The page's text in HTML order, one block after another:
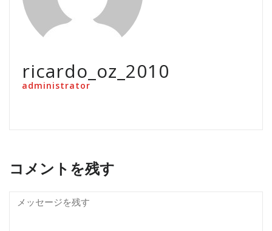
ricardo_oz_2010
administrator
コメントを残す